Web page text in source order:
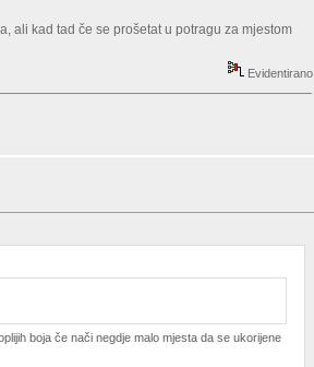
ali kad tad če se prošetat u potragu za mjestom
Evidentirano
boja če nači negdje malo mjesta da se ukorijene